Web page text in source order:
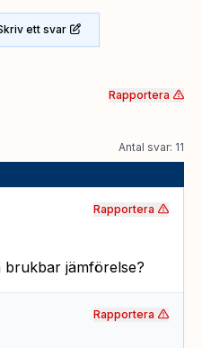
ett svar
Rapportera
Antal svar: 11
jämförelse?
Rapportera
Rapportera